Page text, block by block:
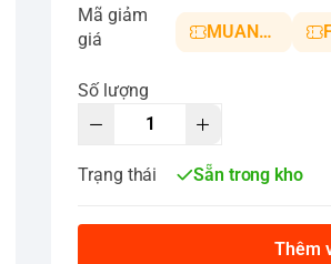
Mã giảm
giá
MUANHANH01
Số lượng
Trạng thái Sẵn trong kho
Thêm